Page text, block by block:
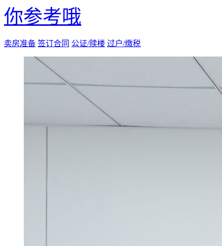
你参考哦
卖房准备 签订合同 公证/赎楼 过户/缴税